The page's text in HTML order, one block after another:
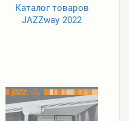
Каталог товаров
JAZZway 2022